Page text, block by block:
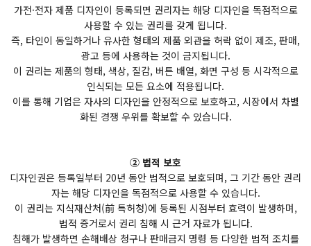
가전·전자 제품 디자인이 등록되면 권리자는 해당 디자인을 독점적으로
사용할 수 있는 권리를 갖게 됩니다.
즉, 타인이 동일하거나 유사한 형태의 제품 외관을 허락 없이 제조, 판매,
광고 등에 사용하는 것이 금지됩니다.
이 권리는 제품의 형태, 색상, 질감, 버튼 배열, 화면 구성 등 시각적으로
인식되는 모든 요소에 적용됩니다.
이를 통해 기업은 자사의 디자인을 안정적으로 보호하고, 시장에서 차별
화된 경쟁 우위를 확보할 수 있습니다.
② 법적 보호
디자인권은 등록일부터 20년 동안 법적으로 보호되며, 그 기간 동안 권리
자는 해당 디자인을 독점적으로 사용할 수 있습니다.
이 권리는 지식재산처(前 특허청)에 등록된 시점부터 효력이 발생하며,
법적 증거로서 권리 침해 시 근거 자료가 됩니다.
침해가 발생하면 손해배상 청구나 판매금지 명령 등 다양한 법적 조치를